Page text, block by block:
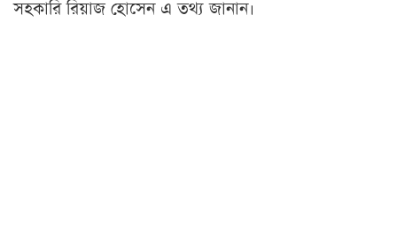
সহকারি রিয়াজ হোসেন এ তথ্য জানান।